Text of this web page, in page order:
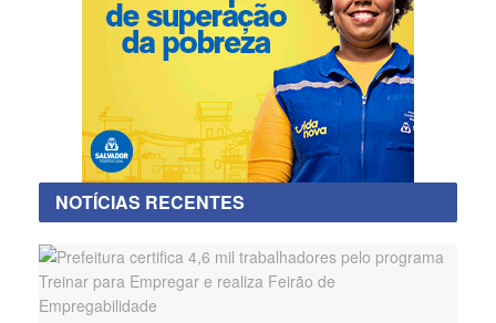
NOTÍCIAS RECENTES